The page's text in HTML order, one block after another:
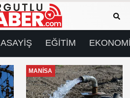
ASAYİŞ EĞİTİM
GÜNDEM